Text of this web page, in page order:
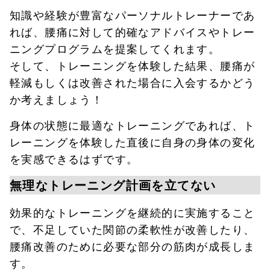
知識や経験が豊富なパーソナルトレーナーであ
れば、腰痛に対して的確なアドバイスやトレー
ニングプログラムを提案してくれます。
そして、トレーニングを体験した結果、腰痛が
軽減もしくは改善された場合に入会するかどう
か考えましょう！
身体の状態に最適なトレーニングであれば、ト
レーニングを体験した直後に自身の身体の変化
を実感できるはずです。
無理なトレーニング計画を立てない
効果的なトレーニングを継続的に実施すること
で、不足していた関節の柔軟性が改善したり、
腰痛改善のために必要な部分の筋肉が成長しま
す。